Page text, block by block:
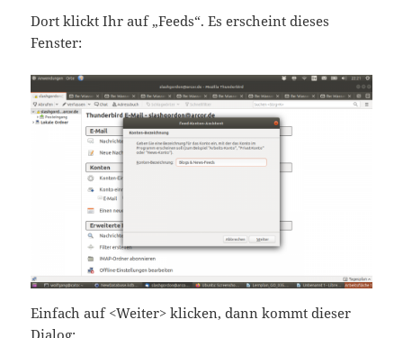
Dort klickt Ihr auf „Feeds“. Es erscheint dieses
Fenster:
Einfach auf <Weiter> klicken, dann kommt dieser